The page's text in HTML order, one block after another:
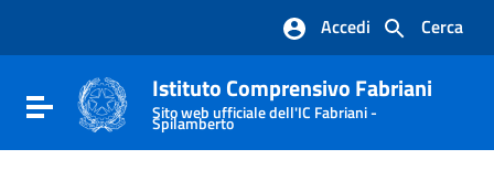
Vai al footer
Cerca
Accedi
Attiva / disattiva la navigazione
Istituto Comprensivo Fabriani
Sito web ufficiale dell'IC Fabriani -
Spilamberto